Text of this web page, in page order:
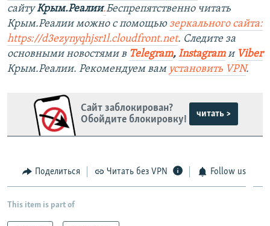
сайтуКрым.Реалии.Беспрепятственно читать
Крым.Реалии можно с помощью зеркального сайта:
https://d3ezynyqhjsr1l.cloudfront.net. Следите за
основными новостями в Telegram, Instagramи Viber
Крым.Реалии. Рекомендуем вам установить VPN.
Сайт заблокирован?
Обойдите блокировку!
читать >
Поделиться Читать без VPN Follow us
This item is part of